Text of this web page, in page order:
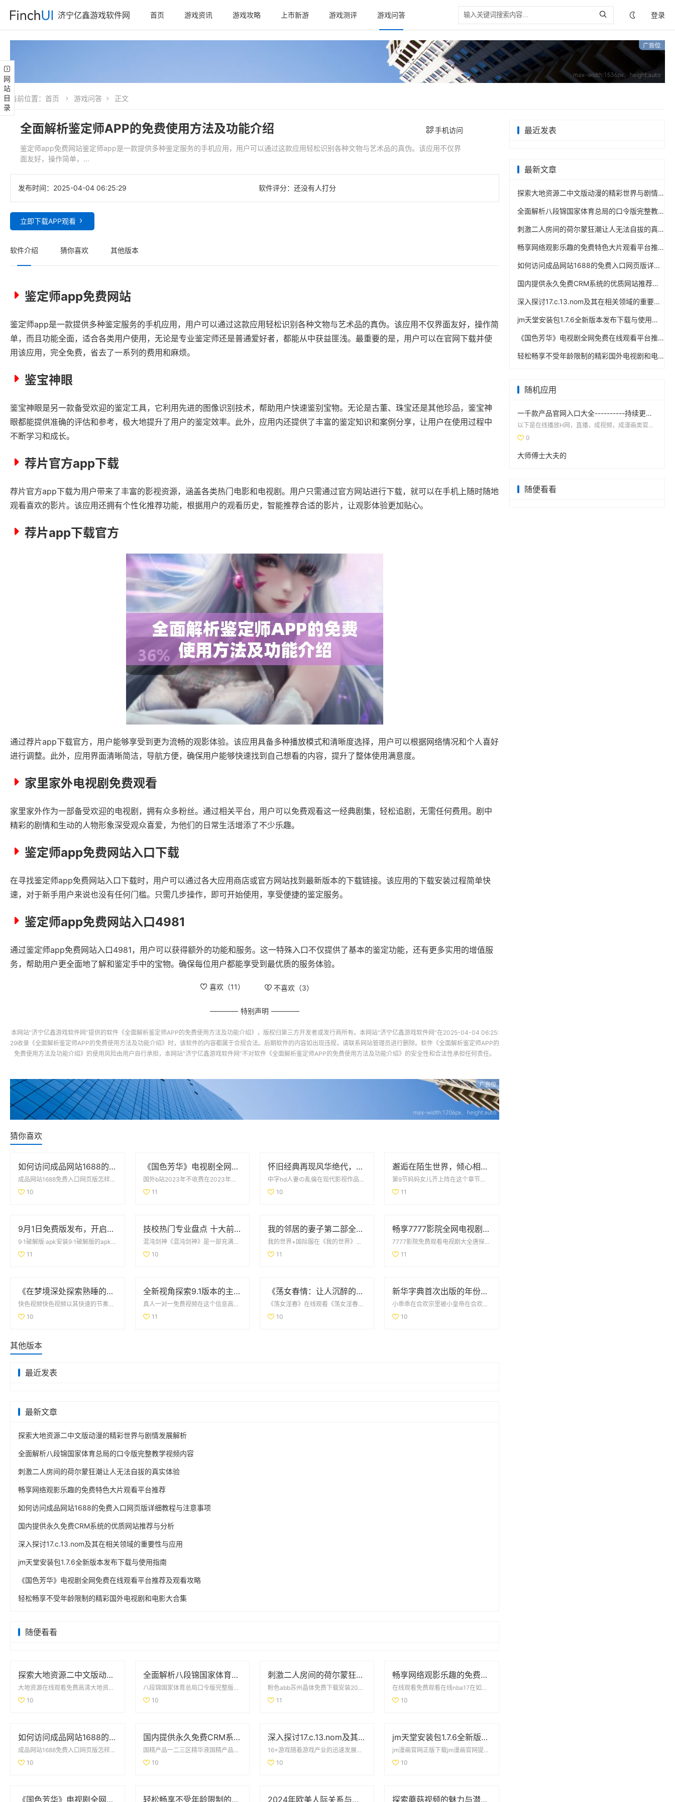
济宁亿鑫游戏软件网 首页 游戏资讯 游戏攻略 上市新游 游戏测评 游戏问答 登录
网站目录 当前位置： 首页 游戏问答 正文
全面解析鉴定师APP的免费使用方法及功能介绍 手机访问
鉴定师app免费网站鉴定师app是一款提供多种鉴定服务的手机应用，用户可以通过这款应用轻松识别各种文物与艺术品的真伪。该应用不仅界
面友好，操作简单，...
发布时间： 2025-04-04 06:25:29 软件评分： 还没有人打分
立即下载APP观看
软件介绍 猜你喜欢 其他版本
鉴定师app免费网站
鉴定师app是一款提供多种鉴定服务的手机应用，用户可以通过这款应用轻松识别各种文物与艺术品的真伪。该应用不仅界面友好，操作简
单，而且功能全面，适合各类用户使用，无论是专业鉴定师还是普通爱好者，都能从中获益匪浅。最重要的是，用户可以在官网下载并使
用该应用，完全免费，省去了一系列的费用和麻烦。
鉴宝神眼
鉴宝神眼是另一款备受欢迎的鉴定工具，它利用先进的图像识别技术，帮助用户快速鉴别宝物。无论是古董、珠宝还是其他珍品，鉴宝神
眼都能提供准确的评估和参考，极大地提升了用户的鉴定效率。此外，应用内还提供了丰富的鉴定知识和案例分享，让用户在使用过程中
不断学习和成长。
荐片官方app下载
荐片官方app下载为用户带来了丰富的影视资源，涵盖各类热门电影和电视剧。用户只需通过官方网站进行下载，就可以在手机上随时随地
观看喜欢的影片。该应用还拥有个性化推荐功能，根据用户的观看历史，智能推荐合适的影片，让观影体验更加贴心。
荐片app下载官方
通过荐片app下载官方，用户能够享受到更为流畅的观影体验。该应用具备多种播放模式和清晰度选择，用户可以根据网络情况和个人喜好
进行调整。此外，应用界面清晰简洁，导航方便，确保用户能够快速找到自己想看的内容，提升了整体使用满意度。
家里家外电视剧免费观看
家里家外作为一部备受欢迎的电视剧，拥有众多粉丝。通过相关平台，用户可以免费观看这一经典剧集，轻松追剧，无需任何费用。剧中
精彩的剧情和生动的人物形象深受观众喜爱，为他们的日常生活增添了不少乐趣。
鉴定师app免费网站入口下载
在寻找鉴定师app免费网站入口下载时，用户可以通过各大应用商店或官方网站找到最新版本的下载链接。该应用的下载安装过程简单快
速，对于新手用户来说也没有任何门槛。只需几步操作，即可开始使用，享受便捷的鉴定服务。
鉴定师app免费网站入口4981
通过鉴定师app免费网站入口4981，用户可以获得额外的功能和服务。这一特殊入口不仅提供了基本的鉴定功能，还有更多实用的增值服
务，帮助用户更全面地了解和鉴定手中的宝物。确保每位用户都能享受到最优质的服务体验。
喜欢（11） 不喜欢（3）
特别声明
本网站“济宁亿鑫游戏软件网”提供的软件《全面解析鉴定师APP的免费使用方法及功能介绍》 ，版权归第三方开发者或发行商所有。本网站“济宁亿鑫游戏软件网”在2025-04-04 06:25:
29收录 《全面解析鉴定师APP的免费使用方法及功能介绍》 时，该软件的内容都属于合规合法。后期软件的内容如出现违规，请联系网站管理员进行删除。软件 《全面解析鉴定师APP的
免费使用方法及功能介绍》 的使用风险由用户自行承担，本网站“济宁亿鑫游戏软件网”不对软件 《全面解析鉴定师APP的免费使用方法及功能介绍》 的安全性和合法性承担任何责任。
猜你喜欢
如何访问成品网站1688的免费入口网页版详细教程与注意事项
成品网站1688免费入口网页版怎样成品网站1688免费入口网页版提供了用户友好的界面，方...
10
《国色芳华》电视剧全网免费在线观看平台推荐及观看攻略
国外b站2023年不收费在2023年，国外的b站宣布将不再收取会员费用，这一政策大大降低...
11
怀旧经典再现风华绝代，重拾1993年辉煌盛世回忆
中字hd人妻の亂倫在现代影视作品中，涉及复杂家庭关系和禁忌情感的题材常常引发观众的深思与...
10
邂逅在陌生世界，倾心相随的奇幻爱情旅程
第9节妈妈女儿齐上阵在这个章节中，故事的核心围绕着母女之间的深厚情感与复杂关系展开。她...
11
9月1日免费版发布，开启全新体验与功能升级的旅程
9·1破解版·apk安装9·1破解版的apk安装非常简单，用户只需下载提供的apk文件，...
11
技校热门专业盘点 十大前景行业选择就读必备指南
混沌剑神《混沌剑神》是一部充满奇幻色彩的武侠小说，讲述了主角在混沌世界中成长与冒险的故事...
10
我的邻居的妻子第二部全集剧情回顾与精彩看点盘点
我的世界+国际服在《我的世界》国际服中，玩家可以体验到丰富多样的创造和生存玩法。无论是与...
11
畅享7777影院全网电视剧免费观影之旅一路向西精彩不断
7777影院免费观看电视剧大全唐探1900在7777影院中，电视剧《唐探1900》以其精...
11
《在梦境深处探索熟睡的邻居秘密与奇遇的故事》
快色视频快色视频以其快速的节奏和生动的内容吸引了众多观众。这类视频通常以短小精悍的形式呈...
10
全新视角探索9.1版本的主要更新与革新内容解读
真人一对一免费视频在这个信息高度发达的时代，真人一对一免费视频提供了一个方便的互动平台，...
11
《荡女春情：让人沉醉的激情故事全线上映》
《荡女淫春》在线观看《荡女淫春》是一部备受关注的影片，讲述了一个充满激情与欲望的故事。影...
10
新华字典首次出版的年份是什么时候呢 让我们一起回顾历史吧
小乖乖在合欢宗里被小皇帝在合欢宗的深处，小乖乖的故事如烟花绚烂。她不仅是宗门的骄子，还吸...
10
其他版本
最近发表
最新文章
探索大地资源二中文版动漫的精彩世界与剧情发展解析
全面解析八段锦国家体育总局的口令版完整教学视频内容
刺激二人房间的荷尔蒙狂潮让人无法自拔的真实体验
畅享网络观影乐趣的免费特色大片观看平台推荐
如何访问成品网站1688的免费入口网页版详细教程与注意事项
国内提供永久免费CRM系统的优质网站推荐与分析
深入探讨17.c.13.nom及其在相关领域的重要性与应用
jm天堂安装包1.7.6全新版本发布下载与使用指南
《国色芳华》电视剧全网免费在线观看平台推荐及观看攻略
轻松畅享不受年龄限制的精彩国外电视剧和电影大合集
随便看看
探索大地资源二中文版动漫的精彩世界与剧情发展解析
大地资源在线观看免费高清大地资源平台为用户提供了高清无损的视频观看体验，涵盖了丰富的影视...
10
全面解析八段锦国家体育总局的口令版完整教学视频内容
八段锦国家体育总局口令版完整版八段锦是一种传统的健身气功，起源于中国古代，经过多年的发展...
10
刺激二人房间的荷尔蒙狂潮让人无法自拔的真实体验
粉色abb苏州晶体免费下载安装2023粉色abb是一款备受用户喜爱的应用，提供了多个实用...
11
畅享网络观影乐趣的免费特色大片观看平台推荐
在线观看免费观看在线nba17在如今这个信息化的时代，在线免费观看NBA比赛节目已经成为...
10
如何访问成品网站1688的免费入口网页版详细教程与注意事项
成品网站1688免费入口网页版怎样成品网站1688免费入口网页版提供了用户友好的界面，方...
10
国内提供永久免费CRM系统的优质网站推荐与分析
国精产品一二三区精华液国精产品一二三区精华液是近年来备受关注的美容护肤产品，因其独特的配...
10
深入探讨17.c.13.nom及其在相关领域的重要性与应用
16+游戏随着游戏产业的迅速发展，16岁以上的游戏逐渐成为了市场的主流。这类游戏通常包含...
10
jm天堂安装包1.7.6全新版本发布下载与使用指南
jm漫画官网正版下载jm漫画官网提供正版下载服务，旨在为用户提供安全、可靠的漫画阅读体验...
10
《国色芳华》电视剧全网免费在线观看平台推荐及观看攻略 轻松畅享不受年龄限制的精彩国外电视剧和电影大合集 2024年欧美人际关系与心理学发展动态分析与探讨 探索蘑菇视频的魅力与潜力，重新定义短视频分享平台的未来
最近发表
最新文章
探索大地资源二中文版动漫的精彩世界与剧情发展解析
全面解析八段锦国家体育总局的口令版完整教学视频内容
刺激二人房间的荷尔蒙狂潮让人无法自拔的真实体验
畅享网络观影乐趣的免费特色大片观看平台推荐
如何访问成品网站1688的免费入口网页版详细教程与注意事项
国内提供永久免费CRM系统的优质网站推荐与分析
深入探讨17.c.13.nom及其在相关领域的重要性与应用
jm天堂安装包1.7.6全新版本发布下载与使用指南
《国色芳华》电视剧全网免费在线观看平台推荐及观看攻略
轻松畅享不受年龄限制的精彩国外电视剧和电影大合集
随机应用
一千款产品官网入口大全----------持续更新！
以下是在线播放H网，直播，成视频，成漫画类官网！不支持百~度浏览器访问，用手机默认浏览器打开：免费看...
0
大师傅士大夫的
随便看看